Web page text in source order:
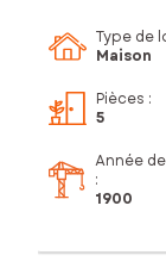
Type de
Maison
Pièces :
5
Année
:
1900